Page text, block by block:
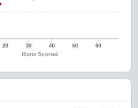
Runs Scored
20 30 40 50 60